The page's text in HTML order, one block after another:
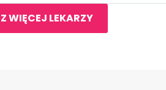
WIĘCEJ LEKARZY